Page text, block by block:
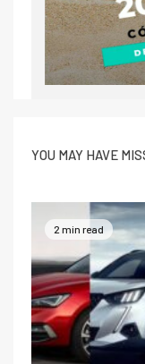
YOU MAY HAVE
2 min read